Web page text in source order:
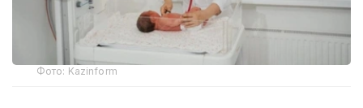
Фото: Kazinform